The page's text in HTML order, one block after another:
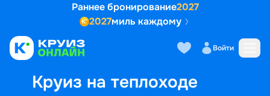
Раннее бронирование2027
2027миль каждому
Войти
Круиз на теплоходе
Выбор кают Маршрут и